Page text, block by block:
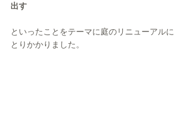
出す
といったことをテーマに庭のリニューアルに
とりかかりました。